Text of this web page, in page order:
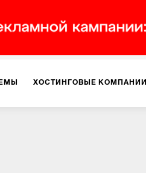
ХОСТИНГОВЫЕ КОМПАНИИ